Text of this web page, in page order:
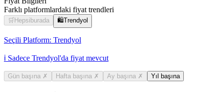
Farklı platformlardaki fiyat trendleri
🛒 Hepsiburada 🛍️Trendyol
Seçili Platform: Trendyol
ℹ️ Sadece Trendyol'da fiyat mevcut
Gün başına ✗ Hafta başına ✗ Ay başına ✗ Yıl başına